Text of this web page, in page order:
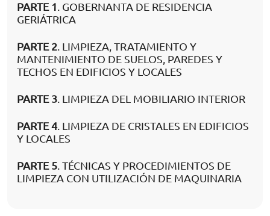
PARTE 1. GOBERNANTA DE RESIDENCIA
GERIÁTRICA
PARTE 2. LIMPIEZA, TRATAMIENTO Y
MANTENIMIENTO DE SUELOS, PAREDES Y
TECHOS EN EDIFICIOS Y LOCALES
PARTE 3. LIMPIEZA DEL MOBILIARIO INTERIOR
PARTE 4. LIMPIEZA DE CRISTALES EN EDIFICIOS
Y LOCALES
PARTE 5. TÉCNICAS Y PROCEDIMIENTOS DE
LIMPIEZA CON UTILIZACIÓN DE MAQUINARIA